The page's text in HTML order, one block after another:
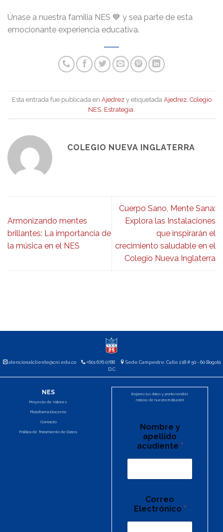
Únase a nuestra familia NES 💙 y sea parte de esta
emocionante experiencia educativa.
Esta entrada fue publicada en Ajedrezy etiquetada Ajedrez, Colegio
NES Estrategia
COLEGIO NUEVA INGLATERRA
Armonizando mentes
brillantes: La importancia de
la música en el NES
Cuerpo Sano, Mente Sana:
Explora las Instalaciones
que inspirarán el
crecimiento saludable en el
Colegio Nueva Inglaterra
atencionalcliente@cni.edu.co +601 676 0788
Sede Campestre: Calle 218 # 50 - 60 Bogotá
D.C
NES
Proyecto de Valores
Plataforma Docente
Contacto
Política de Tratamiento de Datos
¡Dejanos tus datos y pronto tendrás
noticias de nuestra Institución!
Nombre y
apellido
acudiente *
Correo
Electrónico *